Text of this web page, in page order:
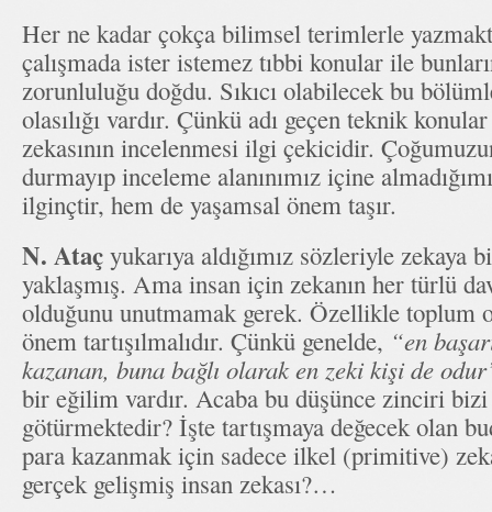
Her ne kadar çokça bilimsel terimlerle
çalışmada ister istemez tıbbi konular ile
zorunluluğu doğdu. Sıkıcı olabilecek bu
olasılığı vardır. Çünkü adı geçen teknik
zekasının incelenmesi ilgi çekicidir.
durmayıp inceleme alanınımız içine
ilginçtir, hem de yaşamsal önem taşır.
N. Ataç yukarıya aldığımız sözleriyle zekaya
yaklaşmış. Ama insan için zekanın her türlü
olduğunu unutmamak gerek. Özellikle toplum
önem tartışılmalıdır. Çünkü genelde, “en
kazanan, buna bağlı olarak en zeki kişi de
bir eğilim vardır. Acaba bu düşünce zinciri
götürmektedir? İşte tartışmaya değecek olan
para kazanmak için sadece ilkel (primitive)
gerçek gelişmiş insan zekası?…